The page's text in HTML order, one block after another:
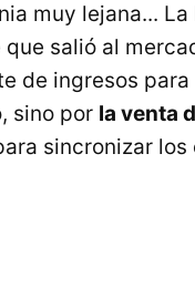
muy lejana... La
salió al
de ingresos
sino por la venta
sincronizar